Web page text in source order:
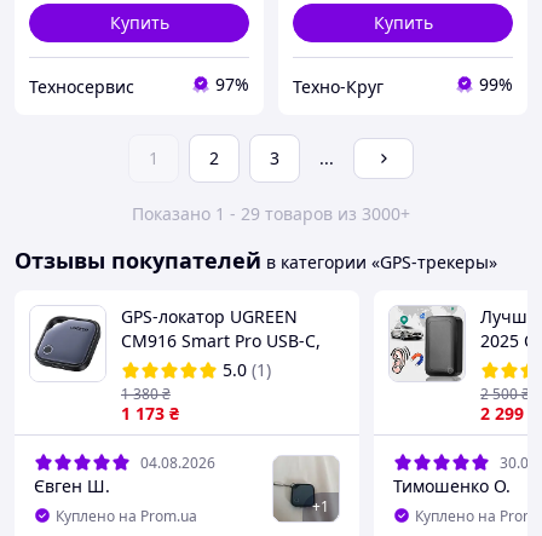
Купить
Техносервис 97%
Купить
Техно-Круг 99%
1 2 3 ...
Показано 1 - 29 товаров из 3000+
Отзывы покупателей в категории «GPS-трекеры»
GPS-локатор UGREEN
CM916 Smart Pro USB-C,
Bluetooth-трекер для
ключей, сумок и багажа,
сумок с Android Find Hub
и Apple Find My
5.0 (1)
1 173 ₴
1 380₴
04.08.2026
Євген Ш.
Куплено на Prom.ua +1
2025
GSM
2 299
2 500₴
Тимошенко О.
Куплено на